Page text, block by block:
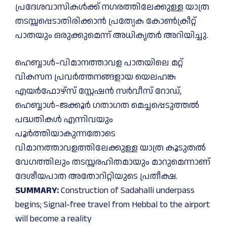
പ്രദേശവാസികൾക്ക് നഗരത്തിലേക്കുള്ള യാത്ര
തടസ്സപ്പെടാതിരിക്കാൻ പ്രത്യേക കോൺക്രീറ്റ്
പാതയും ഒരുക്കുമെന്ന് അധികൃതർ അറിയിച്ചു.
ഹെബ്ബാൾ–വിമാനത്താവള പാതയിലെ മറ്റ്
വികസന പ്രവർത്തനങ്ങളായ യെലഹങ്ക
എയർഫോഴ്‌സ് സ്റ്റേഷൻ സർവീസ് റോഡ്,
ഹെബ്ബാൾ–ജക്കൂർ ഗതാഗത മെച്ചപ്പെടുത്തൽ
പദ്ധതികൾ എന്നിവയും
പൂർത്തിയാകുന്നതോടെ
വിമാനത്താവളത്തിലേക്കുള്ള യാത്ര കൂടുതൽ
വേഗത്തിലും തടസ്സരഹിതമായും മാറുമെന്നാണ്
ദേശീയപാത അതോറിറ്റിയുടെ പ്രതീക്ഷ.
SUMMARY:Construction of Sadahalli underpass
begins; Signal-free travel from Hebbal to the airport
will become a reality